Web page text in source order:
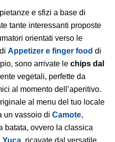
e sfizi a base di
tante interessanti proposte
orientati verso le
Appetizer e finger food di
sono arrivate le chips dal
vegetali, perfette da
al momento dell’aperitivo.
al menu del tuo locale
un vassoio di Camote,
batata, ovvero la classica